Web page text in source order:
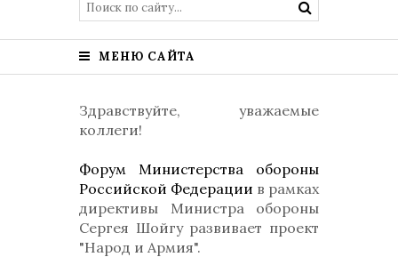
МЕНЮ САЙТА
Здравствуйте, уважаемые
коллеги!
Форум Министерства обороны
Российской Федерации в рамках
директивы Министра обороны
Сергея Шойгу развивает проект
"Народ и Армия".